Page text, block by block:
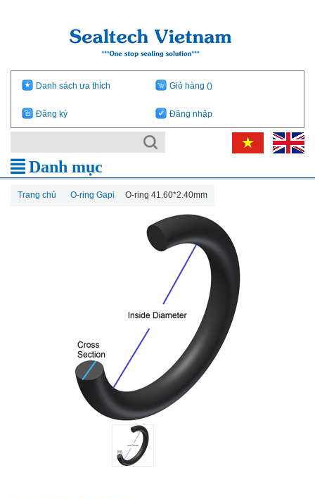
Danh sách ưa thích Giỏ hàng()
Đăng ký Đăng nhập
Danh mục
Trang chủ O-ring Gapi O-ring 41.60*2.40mm